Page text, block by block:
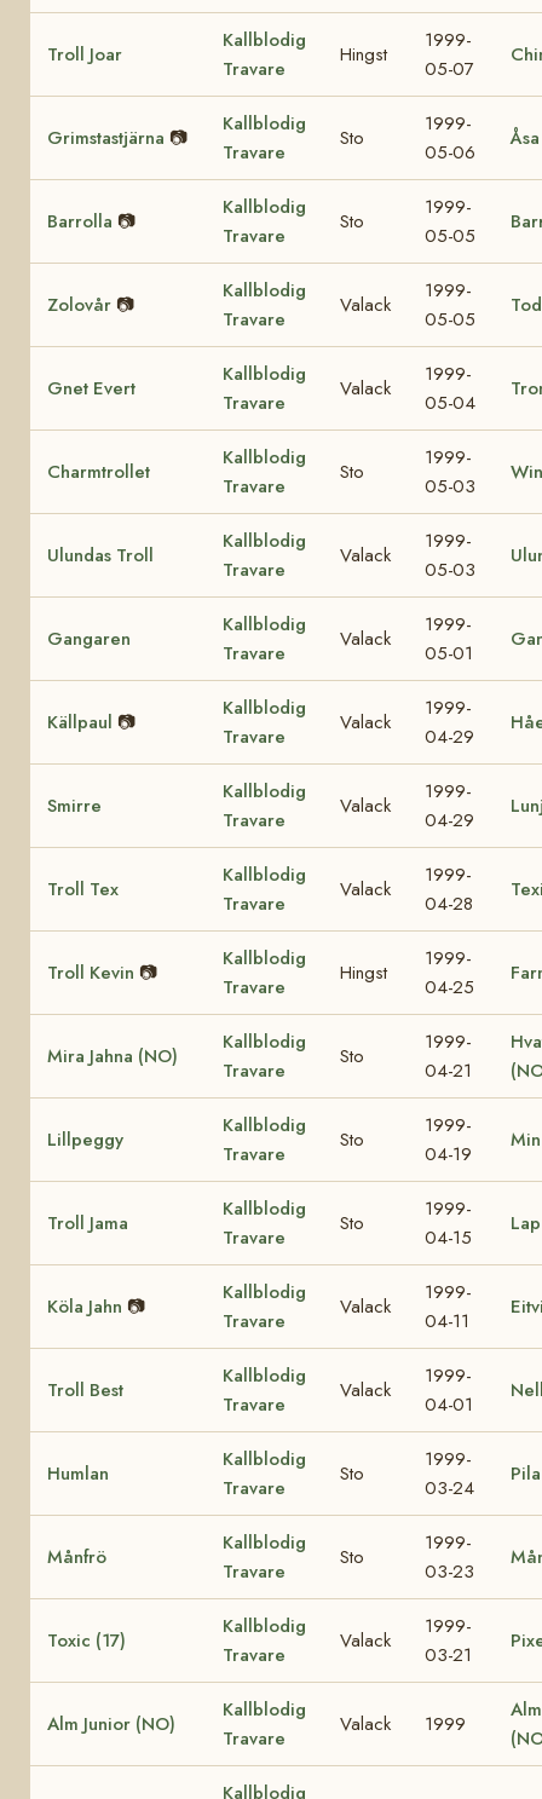
Troll Joar
Kallblodig
Travare
Hingst
1999-
05-07
Grimstastjärna 📷
Kallblodig
Travare
Sto
1999-
05-06
Barrolla 📷
Kallblodig
Travare
Sto
1999-
05-05
Zolovår 📷
Kallblodig
Travare
Valack
1999-
05-05
Gnet Evert
Kallblodig
Travare
Valack
1999-
05-04
Charmtrollet
Kallblodig
Travare
Sto
1999-
05-03
Ulundas Troll
Kallblodig
Travare
Valack
1999-
05-03
Gangaren
Kallblodig
Travare
Valack
1999-
05-01
Källpaul 📷
Kallblodig
Travare
Valack
1999-
04-29
Smirre
Kallblodig
Travare
Valack
1999-
04-29
Troll Tex
Kallblodig
Travare
Valack
1999-
04-28
Troll Kevin 📷
Kallblodig
Travare
Hingst
1999-
04-25
Mira Jahna (NO)
Kallblodig
Travare
Sto
1999-
04-21
Lillpeggy
Kallblodig
Travare
Sto
1999-
04-19
Troll Jama
Kallblodig
Travare
Sto
1999-
04-15
Köla Jahn 📷
Kallblodig
Travare
Valack
1999-
04-11
Troll Best
Kallblodig
Travare
Valack
1999-
04-01
Humlan
Kallblodig
Travare
Sto
1999-
03-24
Månfrö
Kallblodig
Travare
Sto
1999-
03-23
Toxic (17)
Kallblodig
Travare
Valack
1999-
03-21
Alm Junior (NO)
Kallblodig
Travare
Valack 1999
Kallblodig